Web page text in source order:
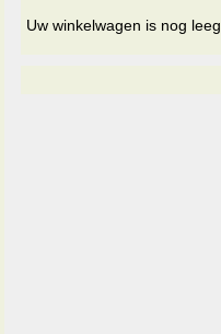
Uw winkelwagen is nog leeg.